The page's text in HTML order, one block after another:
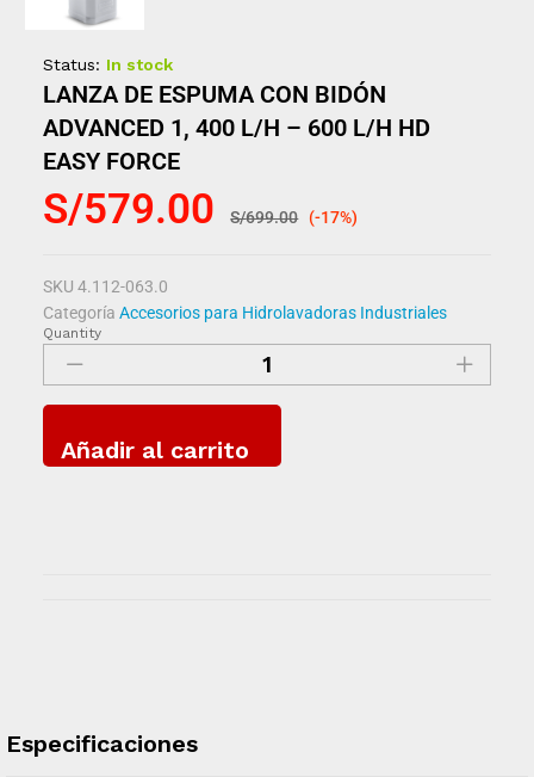
Status: In stock
LANZA DE ESPUMA CON BIDÓN
ADVANCED 1, 400 L/H – 600 L/H HD
EASY FORCE
S/579.00 S/699.00 (-17%)
SKU4.112-063.0
Categoría Accesorios para Hidrolavadoras Industriales
Quantity
Añadir al carrito
Especificaciones